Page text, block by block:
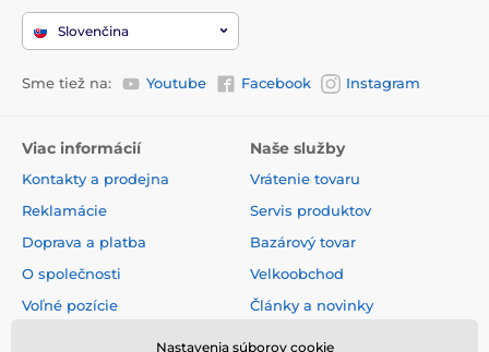
Slovenčina
Sme tiež na: Youtube Facebook Instagram
Viac informácií
Kontakty a prodejna
Reklamácie
Doprava a platba
O společnosti
Voľné pozície
Naše služby
Vrátenie tovaru
Servis produktov
Bazárový tovar
Velkoobchod
Články a novinky
Nastavenia súborov cookie